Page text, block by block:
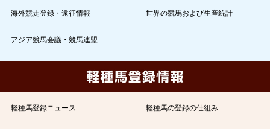
海外競走登録・遠征情報 世界の競馬および生産統計
アジア競馬会議・競馬連盟
軽種馬登録ニュース 軽種馬の登録の仕組み